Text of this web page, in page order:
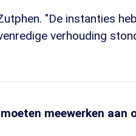
"De instanties
verhouding
meewerken aan